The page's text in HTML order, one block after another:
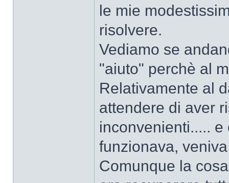
le mie
risolvere.
Vediamo se
"aiuto" perchè al
Relativamente al
attendere di aver
inconvenienti.....
funzionava,
Comunque la